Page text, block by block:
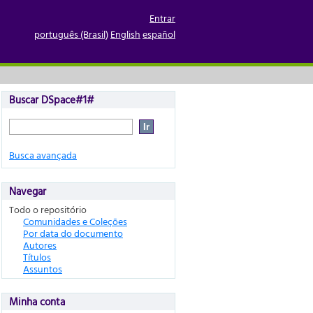
Entrar
português (Brasil)Englishespañol
Buscar DSpace#1#
Busca avançada
Navegar
Todo o repositório
Comunidades e Coleções
Por data do documento
Autores
Títulos
Assuntos
Minha conta